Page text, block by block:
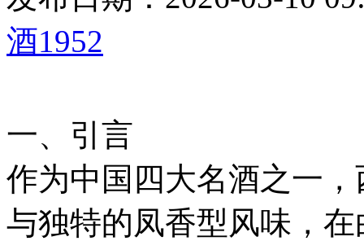
酒1952
一、引言
作为中国四大名酒之一
与独特的凤香型风味，